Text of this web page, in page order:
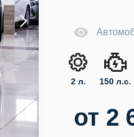
2 л. 150 л.с.
от 2